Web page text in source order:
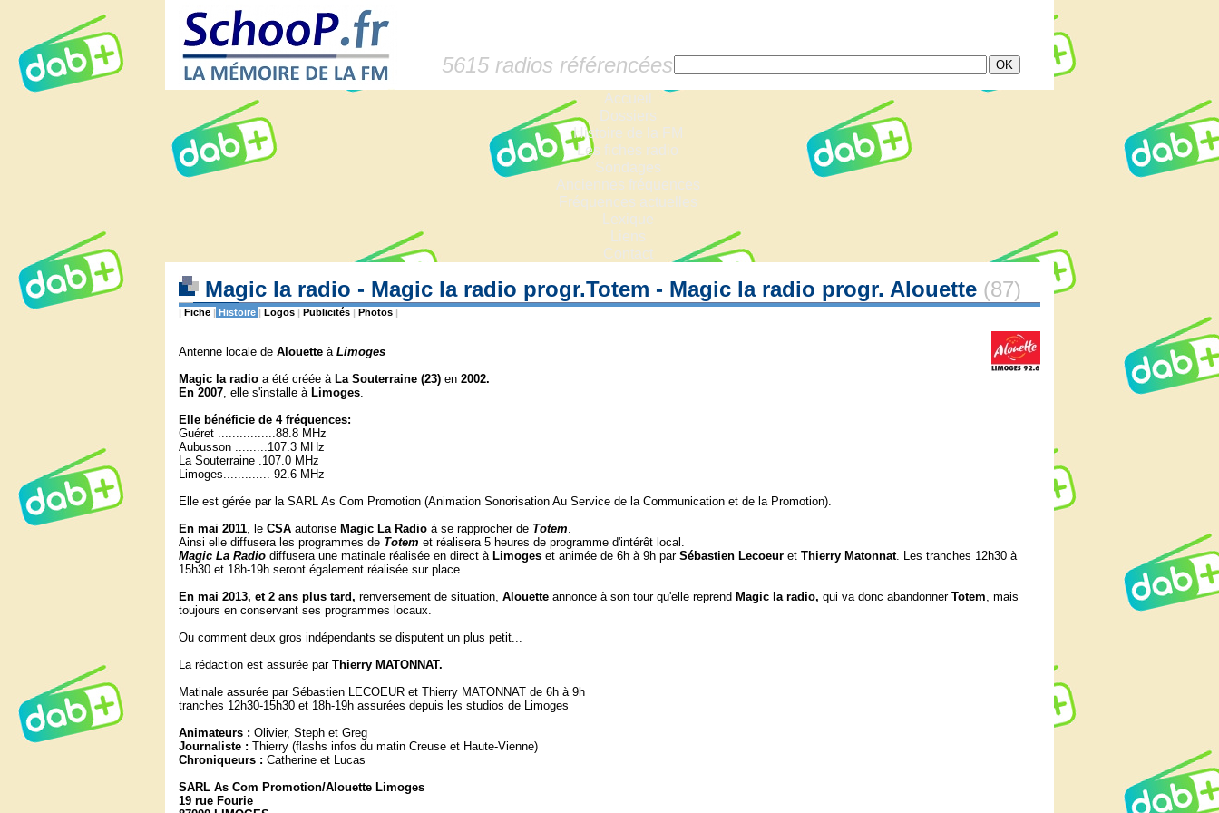
5615 radios référencées
Accueil
Dossiers
Histoire de la FM
Les fiches radio
Sondages
Anciennes fréquences
Fréquences actuelles
Lexique
Liens
Contact
Magic la radio - Magic la radio progr.Totem - Magic la radio progr. Alouette (87)
| Fiche | Histoire | Logos | Publicités | Photos |
Antenne locale de Alouette à Limoges
Magic la radio a été créée à La Souterraine (23) en 2002.
En 2007, elle s'installe à Limoges.
Elle bénéficie de 4 fréquences:
Guéret ................88.8 MHz
Aubusson .........107.3 MHz
La Souterraine .107.0 MHz
Limoges............. 92.6 MHz
Elle est gérée par la SARL As Com Promotion (Animation Sonorisation Au Service de la Communication et de la Promotion).
En mai 2011, le CSA autorise Magic La Radio à se rapprocher de Totem.
Ainsi elle diffusera les programmes de Totem et réalisera 5 heures de programme d'intérêt local.
Magic La Radio diffusera une matinale réalisée en direct à Limoges et animée de 6h à 9h par Sébastien Lecoeur et Thierry Matonnat. Les tranches 12h30 à
15h30 et 18h-19h seront également réalisée sur place.
En mai 2013, et 2 ans plus tard, renversement de situation, Alouette annonce à son tour qu'elle reprend Magic la radio, qui va donc abandonner Totem, mais
toujours en conservant ses programmes locaux.
Ou comment deux gros indépendants se disputent un plus petit...
La rédaction est assurée par Thierry MATONNAT.
Matinale assurée par Sébastien LECOEUR et Thierry MATONNAT de 6h à 9h
tranches 12h30-15h30 et 18h-19h assurées depuis les studios de Limoges
Animateurs : Olivier, Steph et Greg
Journaliste : Thierry (flashs infos du matin Creuse et Haute-Vienne)
Chroniqueurs : Catherine et Lucas
SARL As Com Promotion/Alouette Limoges
19 rue Fourie